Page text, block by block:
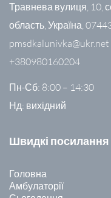
Травнева вулиця, 10,
область, Україна,
pmsdkalunivka@ukr.net
+380980160204
Пн-Сб: 8:00 – 14:30
Нд: вихідний
Швидкі посилання
Головна
Амбулаторії